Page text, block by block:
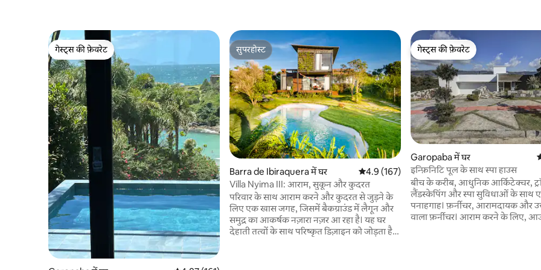
गेस्ट्स की फ़ेवरेट
गेस्ट्स की फ़ेवरेट
सुपरहोस्ट
सुपरहोस्ट
Barra de Ibiraquera में घर औसत रेटिंग 5 में से 4.9, 167 समीक्षाएँ
4.9 (167)
Villa Nyima III: आराम, सुकून और कुदरत
परिवार के साथ आराम करने और कुदरत से जुड़ने के
लिए एक खास जगह, जिसमें बैकग्राउंड में लैगून और
समुद्र का आकर्षक नज़ारा नज़र आ रहा है। यह घर
देहाती तत्वों के साथ परिष्कृत डिज़ाइन को जोड़ता है,
गेस्ट्स की फ़ेवरेट
गेस्ट्स की फ़ेवरेट
Garopaba में घर
इन्फ़िनिटि पूल के साथ स्पा हाउस
बीच के करीब, आधुनिक आर्किटेक्चर,
लैंडस्केपिंग और स्पा सुविधाओं के साथ
पनाहगाह। फ़र्नीचर, आरामदायक और
वाला फ़र्नीचर। आराम करने के लिए,